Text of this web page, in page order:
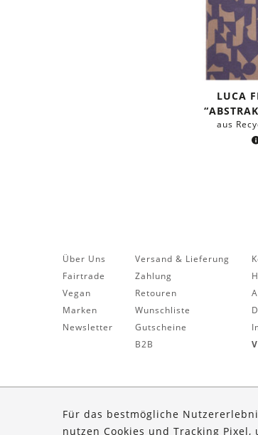
LUCA
aus
Über Uns
Fairtrade
Vegan
Marken
Newsletter
Versand & Lieferung
Zahlung
Retouren
Wunschliste
Gutscheine
B2B
Für das bestmögliche
nutzen Cookies und Tracking